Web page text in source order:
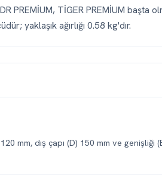
PREMİUM, TİGER PREMİUM başta
yaklaşık ağırlığı 0.58 kg'dır.
mm, dış çapı (D) 150 mm ve genişliği